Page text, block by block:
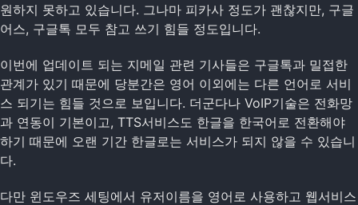
원하지 못하고 있습니다. 그나마 피카사 정도가 괜찮지만, 구글
어스, 구글톡 모두 참고 쓰기 힘들 정도입니다.
이번에 업데이트 되는 지메일 관련 기사들은 구글톡과 밀접한
관계가 있기 때문에 당분간은 영어 이외에는 다른 언어로 서비
스 되기는 힘들 것으로 보입니다. 더군다나 VoIP기술은 전화망
과 연동이 기본이고, TTS서비스도 한글을 한국어로 전환해야
하기 때문에 오랜 기간 한글로는 서비스가 되지 않을 수 있습니
다.
다만 윈도우즈 세팅에서 유저이름을 영어로 사용하고 웹서비스